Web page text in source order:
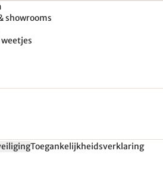
showrooms
Toegankelijkheidsverklaring